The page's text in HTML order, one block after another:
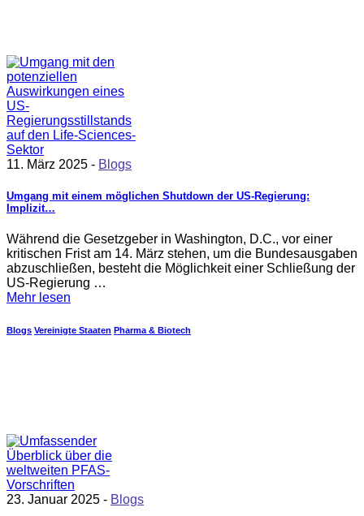
11. März 2025 - Blogs
Umgang mit einem möglichen Shutdown der US-Regierung:
Implizit…
Während die Gesetzgeber in Washington, D.C., vor einer
kritischen Frist am 14. März stehen, um die Bundesausgaben
abzuschließen, besteht die Möglichkeit einer Schließung der
US-Regierung …
Mehr lesen
Blogs Vereinigte Staaten Pharma & Biotech
23. Januar 2025 - Blogs